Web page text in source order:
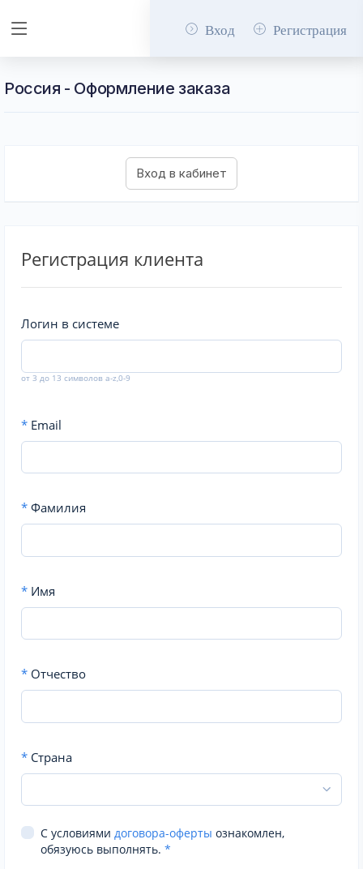
Вход Регистрация
Россия - Оформление заказа
Регистрация клиента
Логин в системе
от 3 до 13 символов a-z,0-9
* Email
* Фамилия
* Имя
* Отчество
* Страна
С условиями договора-оферты ознакомлен,
обязуюсь выполнять. *